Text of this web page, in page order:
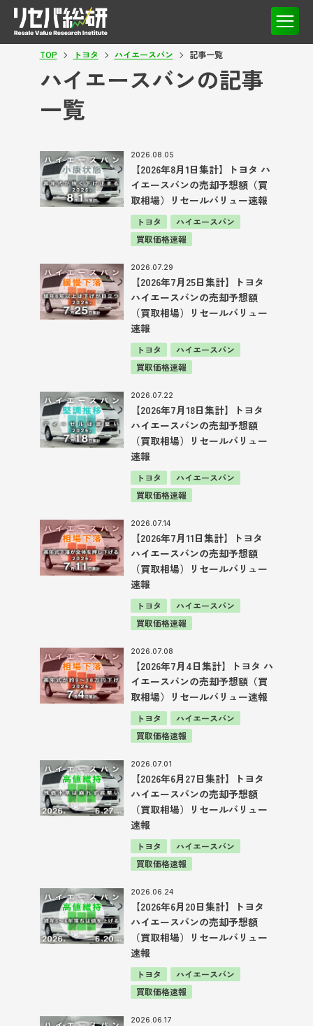
TOP トヨタ ハイエースバン 記事一覧
ハイエースバンの記事
一覧
2026.08.05
【2026年8月1日集計】トヨタ ハ
イエースバンの売却予想額（買
取相場）リセールバリュー速報
トヨタ
ハイエースバン
買取価格速報
2026.07.29
【2026年7月25日集計】トヨタ
ハイエースバンの売却予想額
（買取相場）リセールバリュー
速報
トヨタ
ハイエースバン
買取価格速報
2026.07.22
【2026年7月18日集計】トヨタ
ハイエースバンの売却予想額
（買取相場）リセールバリュー
速報
トヨタ
ハイエースバン
買取価格速報
2026.07.14
【2026年7月11日集計】トヨタ
ハイエースバンの売却予想額
（買取相場）リセールバリュー
速報
トヨタ
ハイエースバン
買取価格速報
2026.07.08
【2026年7月4日集計】トヨタ ハ
イエースバンの売却予想額（買
取相場）リセールバリュー速報
トヨタ
ハイエースバン
買取価格速報
2026.07.01
【2026年6月27日集計】トヨタ
ハイエースバンの売却予想額
（買取相場）リセールバリュー
速報
トヨタ
ハイエースバン
買取価格速報
2026.06.24
【2026年6月20日集計】トヨタ
ハイエースバンの売却予想額
（買取相場）リセールバリュー
速報
トヨタ
ハイエースバン
買取価格速報
2026.06.17